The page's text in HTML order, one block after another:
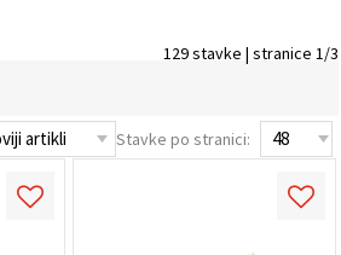
129 stavke | stranice 1/3
Stavke po stranici: